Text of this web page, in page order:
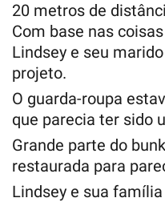
20 metros de
Com base nas
Lindsey e seu
projeto.
O guarda-roupa
que parecia ter sido
Grande parte do
restaurada para
Lindsey e sua